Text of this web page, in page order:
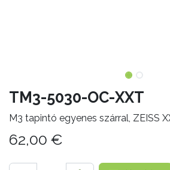
TM3-5030-OC-XXT
M3 tapintó egyenes szárral, ZEISS
62,00 €